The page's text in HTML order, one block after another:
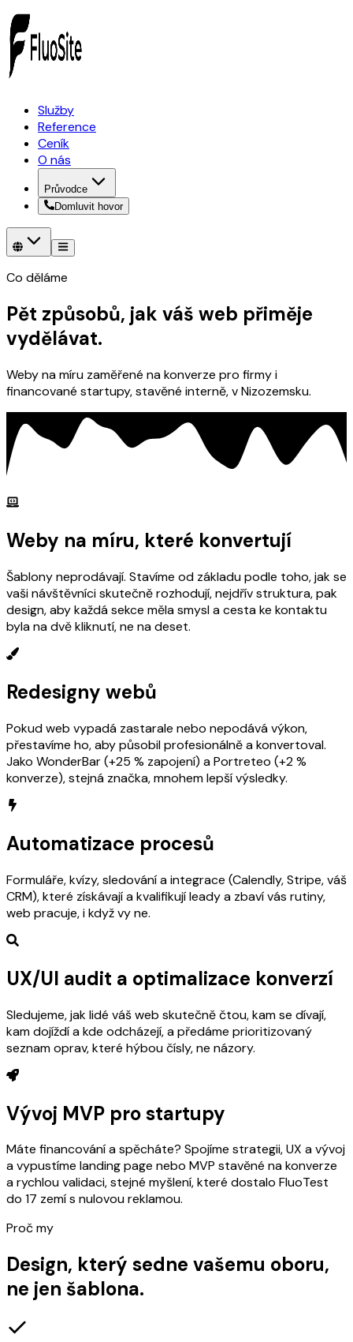
Služby
Reference
Ceník
O nás
Průvodce
Domluvit hovor
Co děláme
Pět způsobů, jak váš web přiměje
vydělávat.
Weby na míru zaměřené na konverze pro firmy i
financované startupy, stavěné interně, v Nizozemsku.
Weby na míru, které konvertují
Šablony neprodávají. Stavíme od základu podle toho, jak se
vaši návštěvníci skutečně rozhodují, nejdřív struktura, pak
design, aby každá sekce měla smysl a cesta ke kontaktu
byla na dvě kliknutí, ne na deset.
Redesigny webů
Pokud web vypadá zastarale nebo nepodává výkon,
přestavíme ho, aby působil profesionálně a konvertoval.
Jako WonderBar (+25 % zapojení) a Portreteo (+2 %
konverze), stejná značka, mnohem lepší výsledky.
Automatizace procesů
Formuláře, kvízy, sledování a integrace (Calendly, Stripe, váš
CRM), které získávají a kvalifikují leady a zbaví vás rutiny,
web pracuje, i když vy ne.
UX/UI audit a optimalizace konverzí
Sledujeme, jak lidé váš web skutečně čtou, kam se dívají,
kam dojíždí a kde odcházejí, a předáme prioritizovaný
seznam oprav, které hýbou čísly, ne názory.
Vývoj MVP pro startupy
Máte financování a spěcháte? Spojíme strategii, UX a vývoj
a vypustíme landing page nebo MVP stavěné na konverze
a rychlou validaci, stejné myšlení, které dostalo FluoTest
do 17 zemí s nulovou reklamou.
Proč my
Design, který sedne vašemu oboru,
ne jen šablona.